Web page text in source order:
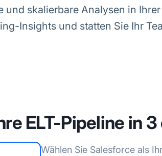
und skalierbare Analysen in
Insights und statten Sie Ihr
ELT-Pipeline in
Wählen Sie Salesforce als